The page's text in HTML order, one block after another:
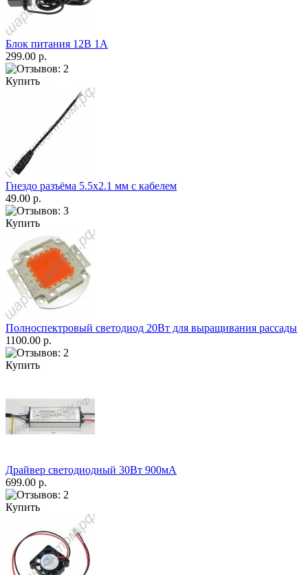
Блок питания 12В 1А
299.00 р.
Купить
Гнездо разъёма 5.5х2.1 мм с кабелем
49.00 р.
Купить
Полноспектровый светодиод 20Вт для выращивания рассады
1100.00 р.
Купить
Драйвер светодиодный 30Вт 900мА
699.00 р.
Купить